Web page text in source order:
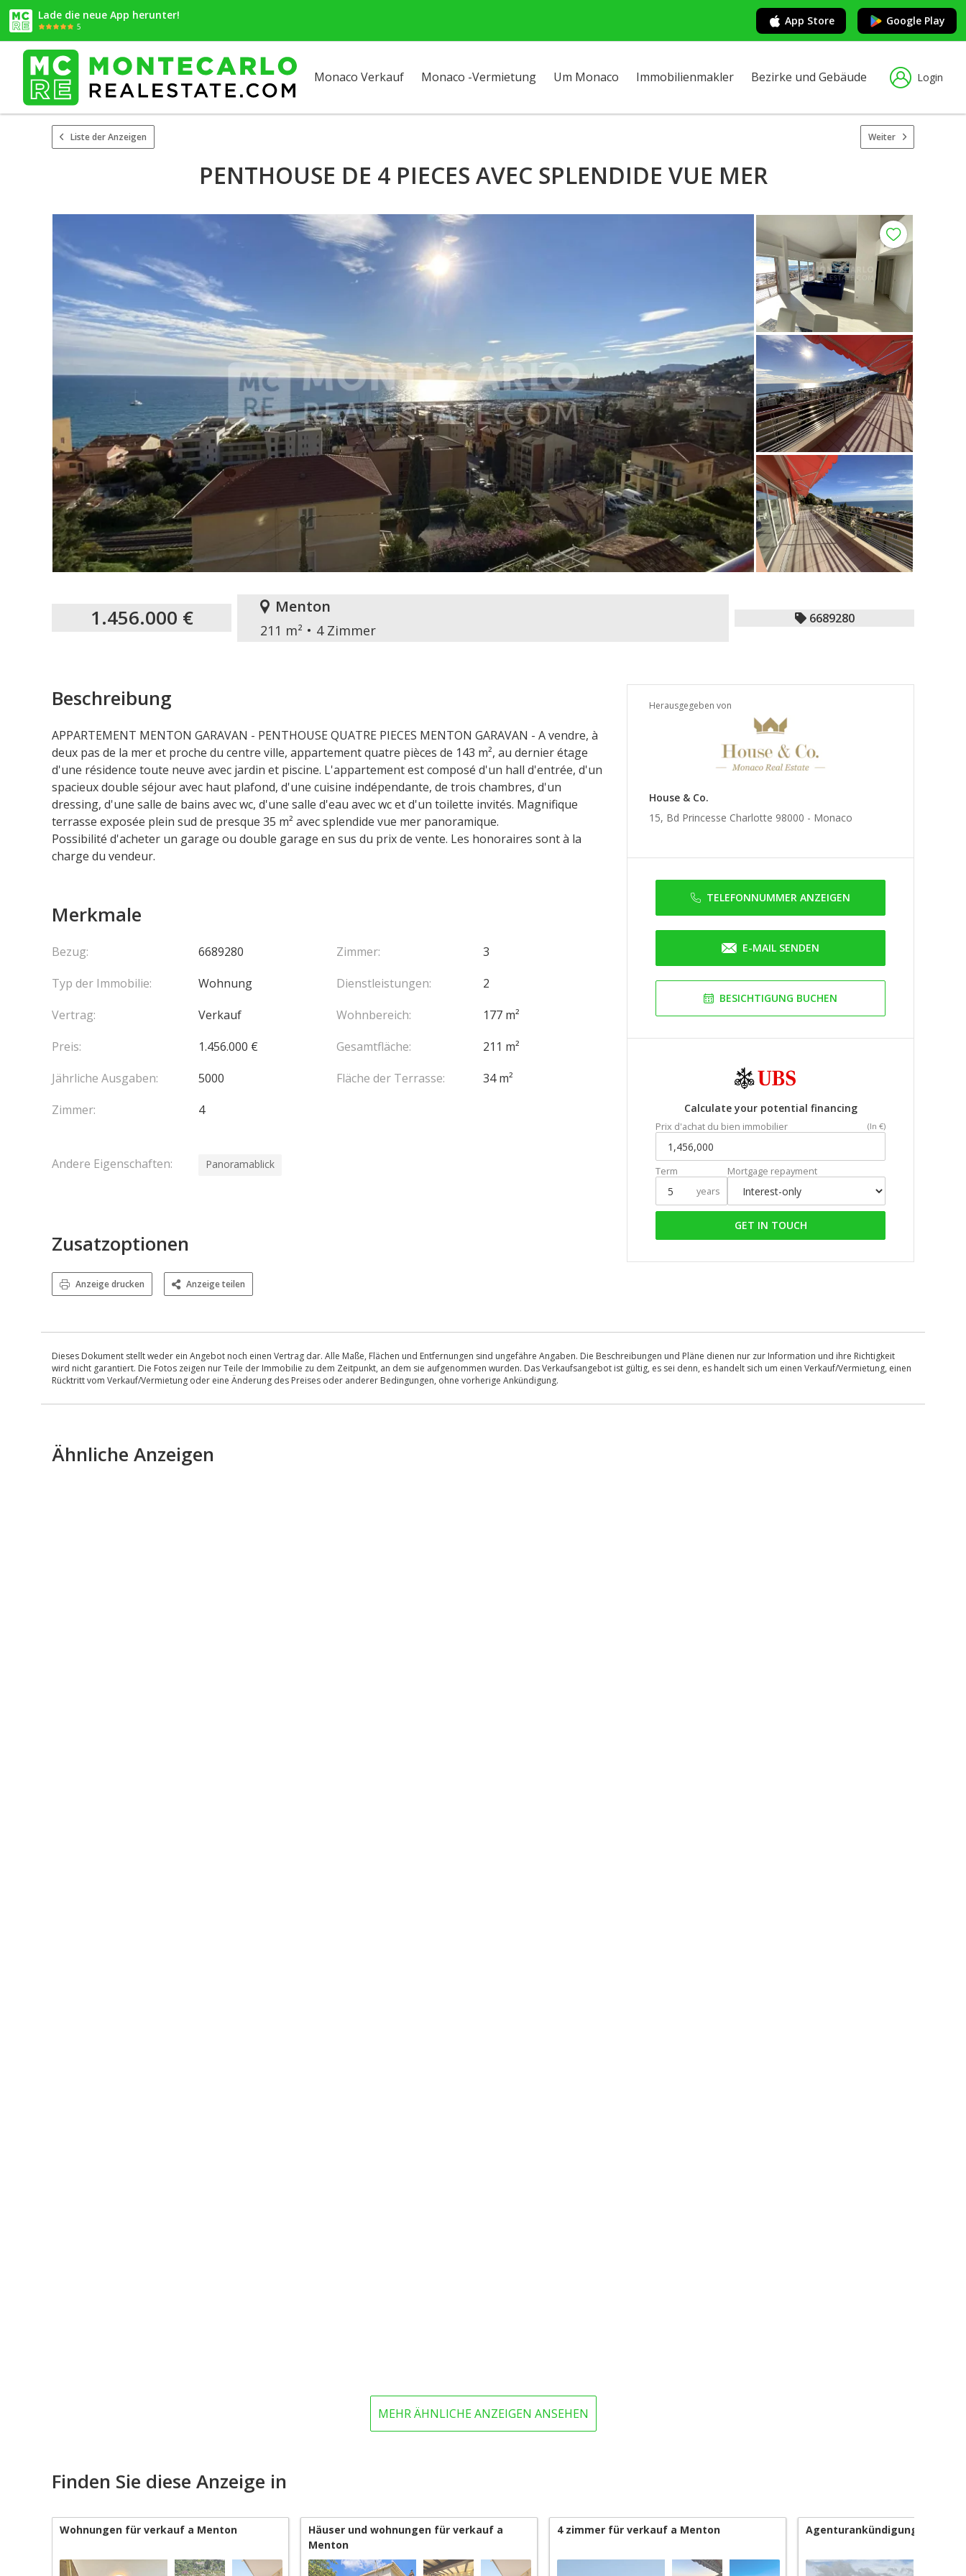
Lade die neue App herunter!
5 App Store Google Play
Monaco Verkauf Monaco -Vermietung Um Monaco Immobilienmakler Bezirke und Gebäude Login
Liste der Anzeigen Weiter
PENTHOUSE DE 4 PIECES AVEC SPLENDIDE VUE MER
1.456.000 € Menton
211 m² 4 Zimmer
6689280
Herausgegeben von
House & Co.
15, Bd Princesse Charlotte 98000 - Monaco
TELEFONNUMMER ANZEIGEN
E-MAIL SENDEN
BESICHTIGUNG BUCHEN
Calculate your potential financing
Prix d'achat du bien immobilier (In €)
Term
years
Mortgage repayment
GET IN TOUCH
Beschreibung
APPARTEMENT MENTON GARAVAN - PENTHOUSE QUATRE PIECES MENTON GARAVAN - A vendre, à
deux pas de la mer et proche du centre ville, appartement quatre pièces de 143 m², au dernier étage
d'une résidence toute neuve avec jardin et piscine. L'appartement est composé d'un hall d'entrée, d'un
spacieux double séjour avec haut plafond, d'une cuisine indépendante, de trois chambres, d'un
dressing, d'une salle de bains avec wc, d'une salle d'eau avec wc et d'un toilette invités. Magnifique
terrasse exposée plein sud de presque 35 m² avec splendide vue mer panoramique.
Possibilité d'acheter un garage ou double garage en sus du prix de vente. Les honoraires sont à la
charge du vendeur.
Merkmale
Bezug:
6689280
Typ der Immobilie:
Wohnung
Vertrag:
Verkauf
Preis:
1.456.000 €
Jährliche Ausgaben:
5000
Zimmer:
4
Zimmer:
3
Dienstleistungen:
2
Wohnbereich:
177 m²
Gesamtfläche:
211 m²
Fläche der Terrasse:
34 m²
Andere Eigenschaften: Panoramablick
Zusatzoptionen
Anzeige drucken Anzeige teilen
Dieses Dokument stellt weder ein Angebot noch einen Vertrag dar. Alle Maße, Flächen und Entfernungen sind ungefähre Angaben. Die Beschreibungen und Pläne dienen nur zur Information und ihre Richtigkeit
wird nicht garantiert. Die Fotos zeigen nur Teile der Immobilie zu dem Zeitpunkt, an dem sie aufgenommen wurden. Das Verkaufsangebot ist gültig, es sei denn, es handelt sich um einen Verkauf/Vermietung, einen
Rücktritt vom Verkauf/Vermietung oder eine Änderung des Preises oder anderer Bedingungen, ohne vorherige Ankündigung.
Ähnliche Anzeigen
MEHR ÄHNLICHE ANZEIGEN ANSEHEN
Finden Sie diese Anzeige in
Wohnungen für verkauf a Menton
Häuser und wohnungen für verkauf a
Menton
4 zimmer für verkauf a Menton Agenturankündigungen House